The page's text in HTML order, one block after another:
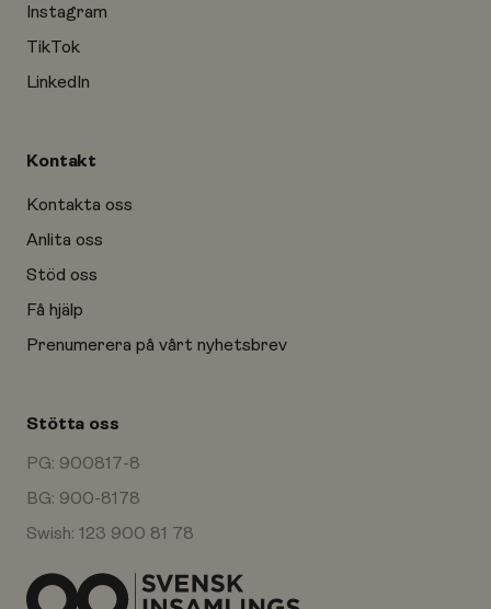
Instagram
TikTok
LinkedIn
Kontakt
Kontakta oss
Anlita oss
Stöd oss
Få hjälp
Prenumerera på vårt nyhetsbrev
Stötta oss
PG: 900817-8
BG: 900-8178
Swish: 123 900 81 78